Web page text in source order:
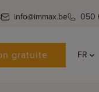
info@immax.be 050
gratuite FR